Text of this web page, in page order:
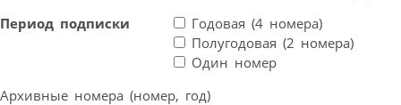
Период подписки
Годовая (4 номера)
Полугодовая (2 номера)
Один номер
Архивные номера (номер, год)